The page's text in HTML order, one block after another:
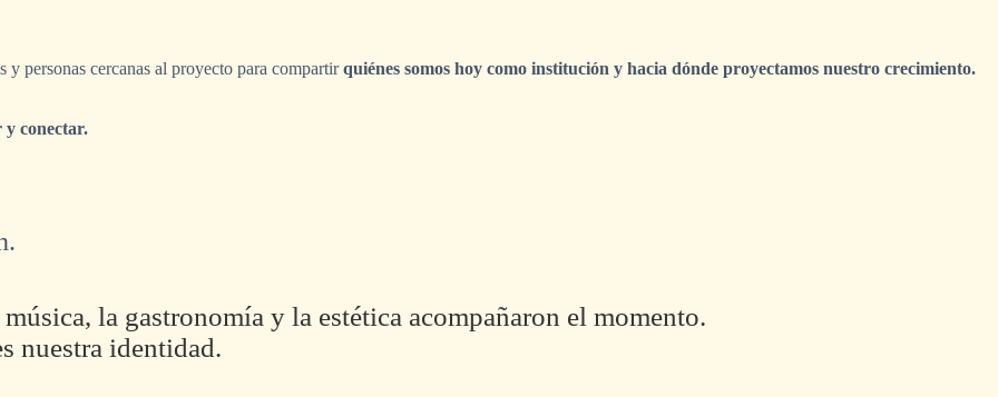
y personas cercanas al proyecto para compartirquiénes somos hoy como institución y hacia dónde proyectamos nuestro crecimiento.
conectar.
la gastronomía y la estética acompañaron el momento.
nuestra identidad.